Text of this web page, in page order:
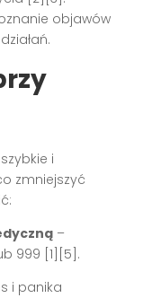
objawów
i
zmniejszyć
–
999 [1][5].
i panika